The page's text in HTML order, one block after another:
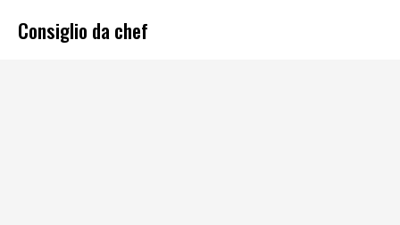
Consiglio da chef